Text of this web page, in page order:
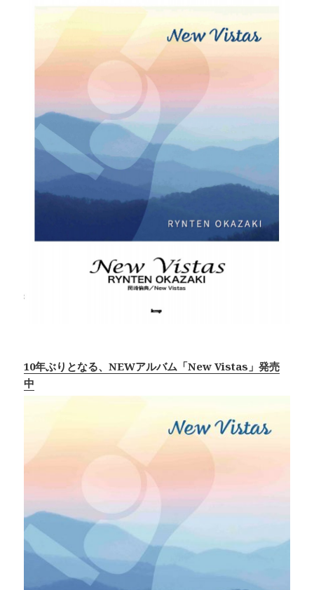
10年ぶりとなる、NEWアルバム「New Vistas」発売
中